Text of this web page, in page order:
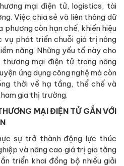
mại điện tử, logistics, tài
Việc chia sẻ và liên thông dữ
phương còn hạn chế, khiến hiệu
vụ phát triển chuỗi giá trị nông
năng. Những yếu tố này cho
mại điện tử trong nông
ứng dụng công nghệ mà còn
thời về hạ tầng, thể chế và
gia thị trường.
MẠI ĐIỆN TỬ GẮN VỚI
sự trở thành động lực thúc
và nâng cao giá trị gia tăng
triển khai đồng bộ nhiều giải